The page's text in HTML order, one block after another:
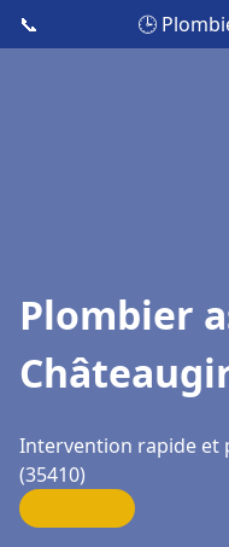
📞 🕒
Plombier
Intervention rapide et
(35410)